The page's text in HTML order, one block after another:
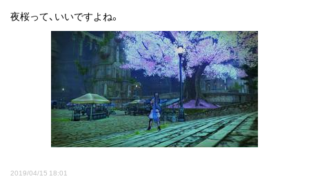
夜桜って、いいですよね。
2019/04/15 18:01